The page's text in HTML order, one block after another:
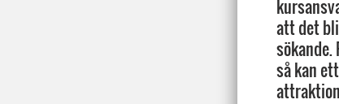
att det
så kan